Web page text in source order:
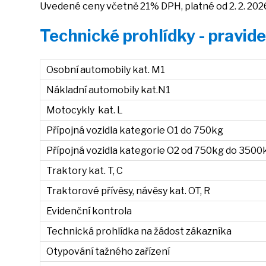
Uvedené ceny včetně 21% DPH, platné od 2. 2.
Technické prohlídky -
Osobní automobily kat. M1
Nákladní automobily kat.N1
Motocykly kat. L
Přípojná vozidla kategorie O1 do 750kg
Přípojná vozidla kategorie O2 od 750kg do
Traktory kat. T, C
Traktorové přívěsy, návěsy kat. OT, R
Evidenční kontrola
Technická prohlídka na žádost zákazníka
Otypování tažného zařízení